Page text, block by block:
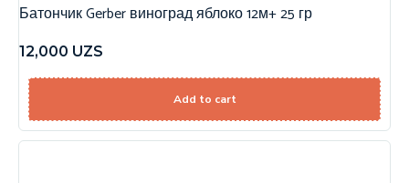
Батончик Gerber виноград яблоко 12м+ 25 гр
12,000 UZS
Add to cart